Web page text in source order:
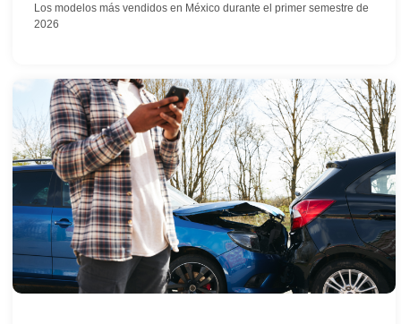
Los modelos más vendidos en México durante el primer semestre de
2026